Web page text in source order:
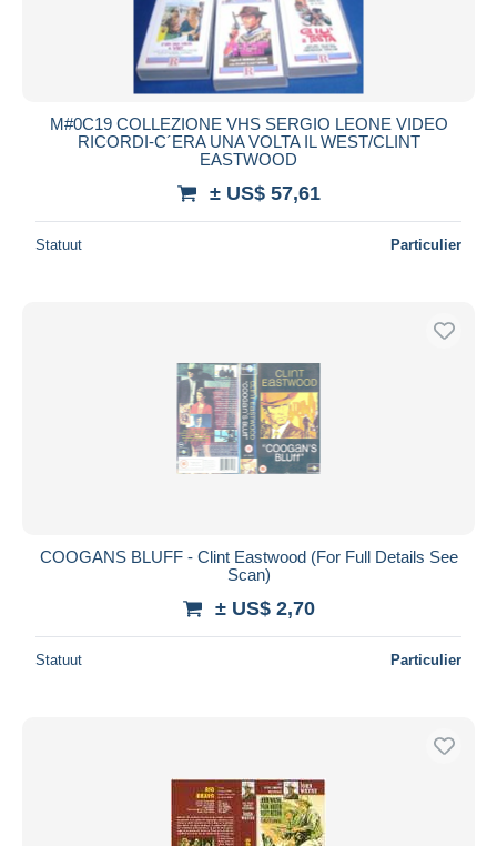
M#0C19 COLLEZIONE VHS SERGIO LEONE VIDEO
RICORDI-C´ERA UNA VOLTA IL WEST/CLINT
EASTWOOD
± US$ 57,61
Statuut Particulier
COOGANS BLUFF - Clint Eastwood (For Full Details See
Scan)
± US$ 2,70
Statuut Particulier